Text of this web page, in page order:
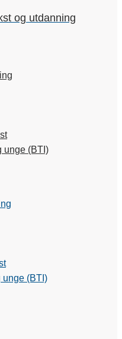
og utdanning
unge (BTI)
unge (BTI)